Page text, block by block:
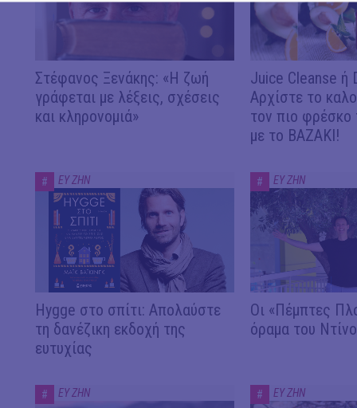
Στέφανος Ξενάκης: «Η ζωή
γράφεται με λέξεις, σχέσεις
και κληρονομιά»
Juice Cleanse ή
Αρχίστε το
τον πιο
με το ΒΑΖΑΚΙ!
# ΕΥ ΖΗΝ
Hygge στο σπίτι: Απολαύστε
τη δανέζικη εκδοχή της
ευτυχίας
# ΕΥ ΖΗΝ
Οι «Πέμπτες
όραμα του
# ΕΥ ΖΗΝ # ΕΥ ΖΗΝ